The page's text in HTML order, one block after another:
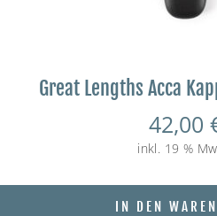
Great Lengths Acca
42,00
inkl. 19 %
IN DEN